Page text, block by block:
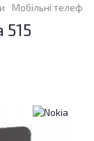
Мобільні